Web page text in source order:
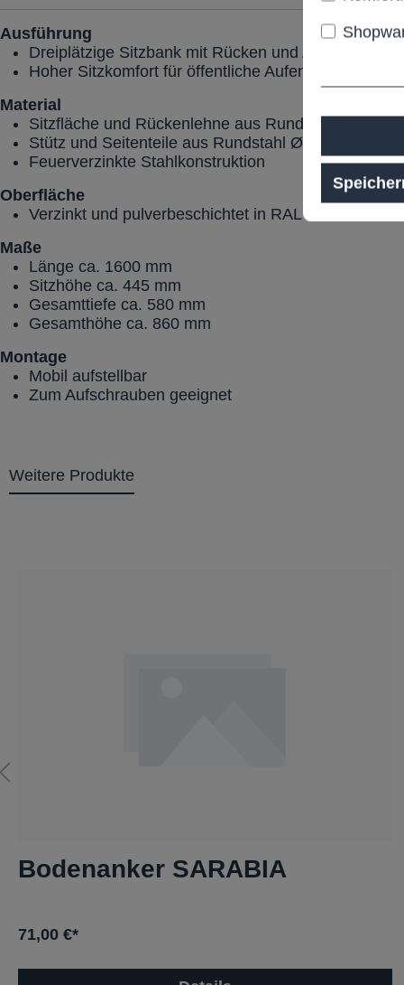
Ausführung
Dreiplätzige Sitzbank mit Rücken und Armlehnen
Hoher Sitzkomfort für öffentliche Aufenthaltsbereiche
Material
Sitzfläche und Rückenlehne aus Rundstahl Ø 7 und
Stütz und Seitenteile aus Rundstahl Ø 35 mm
Feuerverzinkte Stahlkonstruktion
Oberfläche
Verzinkt und pulverbeschichtet in RAL
Maße
Länge ca. 1600 mm
Sitzhöhe ca. 445 mm
Gesamttiefe ca. 580 mm
Gesamthöhe ca. 860 mm
Montage
Mobil aufstellbar
Zum Aufschrauben geeignet
Weitere Produkte
Bodenanker SARABIA
71,00 €*